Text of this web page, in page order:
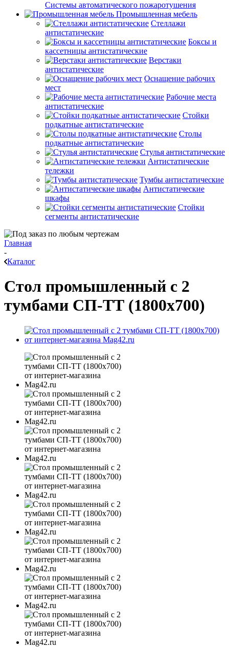
Системы автоматического пожаротушения
Промышленная мебель
Стеллажи
антистатические
Боксы и
кассетницы антистатические
Верстаки
антистатические
Оснащение рабочих
мест
Рабочие места
антистатические
Стойки
подкатные антистатические
Столы
подкатные антистатические
Стулья антистатические
Антистатические
тележки
Тумбы антистатические
Антистатические
шкафы
Стойки
сегменты антистатические
Главная
-
Каталог
Стол промышленный с 2
тумбами СП-ТТ (1800x700)